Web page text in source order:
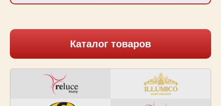
Каталог товаров